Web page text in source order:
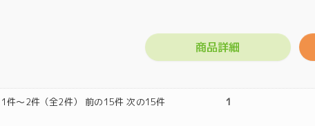
商品詳細
1件～2件（全2件） 前の15件 次の15件 1